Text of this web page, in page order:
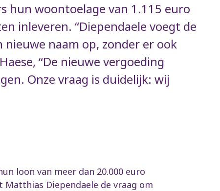
hun woontoelage van 1.115 euro
inleveren. “Diependaele voegt de
naam op, zonder er ook
“De nieuwe vergoeding
Onze vraag is duidelijk: wij
loon van meer dan 20.000 euro
Diependaele de vraag om